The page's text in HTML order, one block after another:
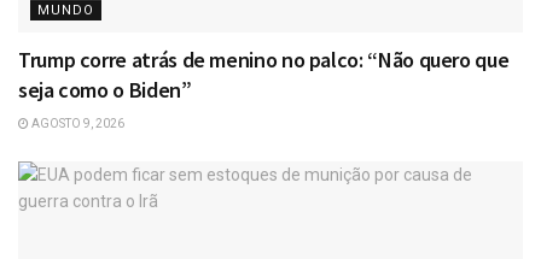
MUNDO
Trump corre atrás de menino no palco: “Não quero que
seja como o Biden”
AGOSTO 9, 2026